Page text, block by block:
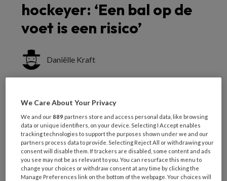
hockeyer: ‘Een bal op de
voet is een risico’
Daniëlle Kraft
hoogste niveau van de Nederlandse
hockeycompetitie en in het
Nederlands herenhockeyteam. Na een
ernstige enkelblessure in 2015 is hij
extra alert geworden op zijn voeten.
We Care About Your Privacy
We and our889 partners store and access personal data, like browsing
data or unique identifiers, on your device. Selecting I Accept enables
tracking technologies to support the purposes shown under we and our
partners process data to provide. Selecting Reject All or withdrawing your
consent will disable them. If trackers are disabled, some content and ads
you see may not be as relevant to you. You can resurface this menu to
change your choices or withdraw consent at any time by clicking the
Manage Preferences link on the bottom of the webpage. Your choices will